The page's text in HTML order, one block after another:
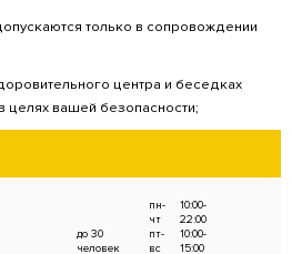
места
баню.
от полной стоимости
места
отказе услуги